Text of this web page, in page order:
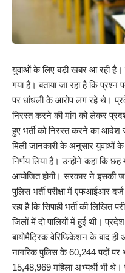
युवाओं के लिए बड़ी खबर आ रही है।
गया है। बताया जा रहा है कि प्रश्न
पर धांधली के आरोप लग रहे थे।
निरस्त करने की मांग को लेकर
हुए भर्ती को निरस्त करने का आदेश
मिली जानकारी के अनुसार युवाओं के
निर्णय लिया है। उन्होंने कहा कि छह
आयोजित होगी। सरकार ने इसकी
पुलिस भर्ती परीक्षा में एफआईआर
रहा है कि सिपाही भर्ती की लिखित
जिलों में दो पालियों में हुई थी। प्रदेश
बायोमैट्रिक वेरिफिकेशन के बाद ही
नागरिक पुलिस के 60,244 पदों पर
15,48,969 महिला अभ्यर्थी भी